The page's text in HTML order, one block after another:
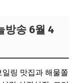
방송 6월 4
링 맛집과 해물쫄